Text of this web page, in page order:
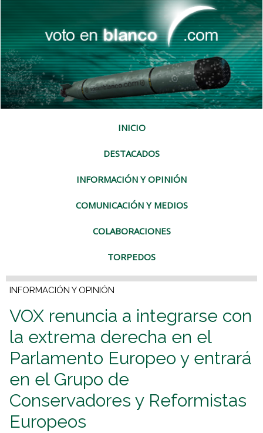
INICIO
DESTACADOS
INFORMACIÓN Y OPINIÓN
COMUNICACIÓN Y MEDIOS
COLABORACIONES
TORPEDOS
INFORMACIÓN Y OPINIÓN
VOX renuncia a integrarse con
la extrema derecha en el
Parlamento Europeo y entrará
en el Grupo de
Conservadores y Reformistas
Europeos